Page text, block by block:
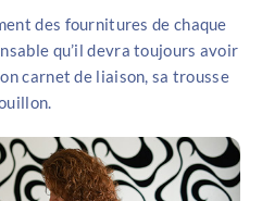
des fournitures de chaque
qu’il devra toujours avoir
carnet de liaison, sa trousse